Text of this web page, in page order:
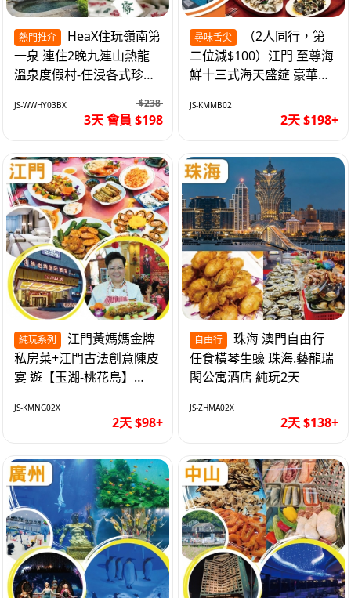
熱門推介
一泉 連住2晚九連山熱龍
溫泉度假村-任浸各式珍稀
JS-WWHY03BX $238
3天 會員 $198
尋味舌尖
二位減$100）江門 至尊海
鮮十三式海天盛筵 豪華三
2天
JS-KMMB02
2天 $198+
純玩系列
私房菜+江門古法創意陳皮
宴 遊【玉湖-桃花島】
純玩2天
JS-KMNG02X
2天 $98+
自由行
任食橫琴生蠔 珠海.藝龍瑞
閣公寓酒店 純玩2天
JS-ZHMA02X
2天 $138+